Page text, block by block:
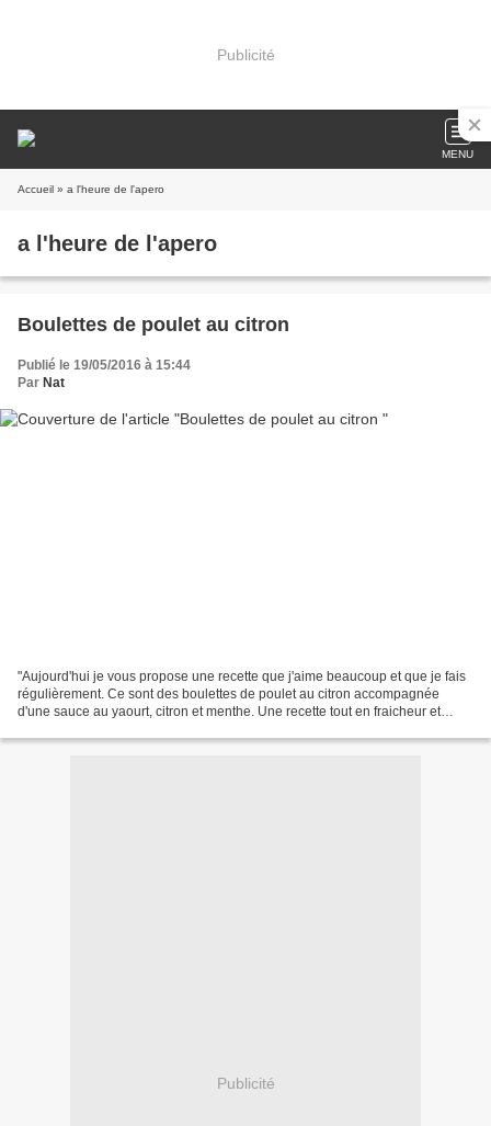
Publicité
MENU
Accueil » a l'heure de l'apero
a l'heure de l'apero
Boulettes de poulet au citron
Publié le 19/05/2016 à 15:44
Par Nat
"Aujourd'hui je vous propose une recette que j'aime beaucoup et que je fais
régulièrement. Ce sont des boulettes de poulet au citron accompagnée
d'une sauce au yaourt, citron et menthe. Une recette tout en fraicheur et
Publicité